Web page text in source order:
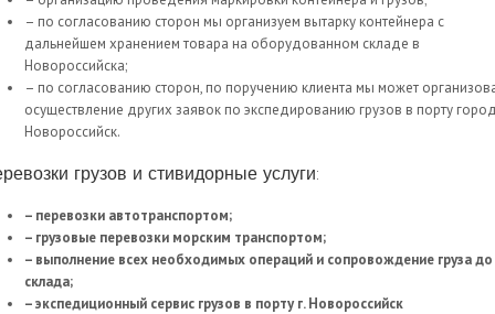
– по согласованию сторон мы организуем вытарку контейнера с
дальнейшем хранением товара на оборудованном складе в
Новороссийска;
– по согласованию сторон, по поручению клиента мы может
осуществление других заявок по экспедированию грузов в порту
Новороссийск.
грузов и стивидорные услуги:
– перевозки автотранспортом;
– грузовые перевозки морским транспортом;
– выполнение всех необходимых операций и сопровождение груза до
склада;
– экспедиционный сервис грузов в порту г. Новороссийск